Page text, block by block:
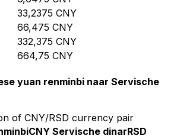
33,2375 CNY
66,475 CNY
332,375 CNY
664,75 CNY
yuan renminbi naar Servische
of CNY/RSD currency pair
CNY Servische dinarRSD